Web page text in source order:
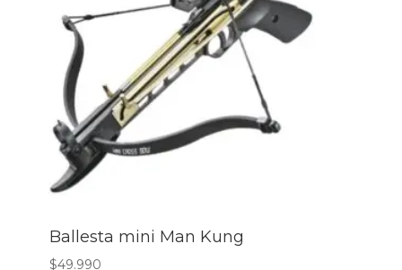
Ballesta mini Man Kung
$49.990